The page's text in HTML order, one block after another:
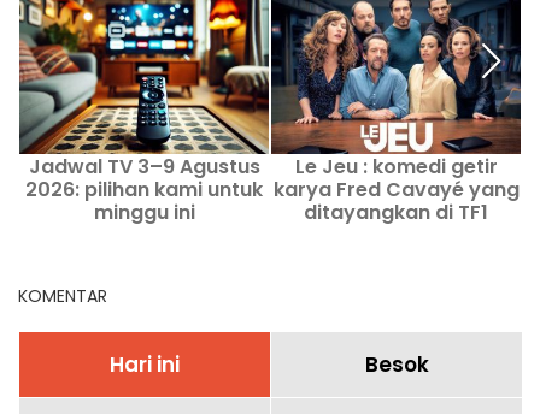
Jadwal TV 3–9 Agustus
2026: pilihan kami untuk
minggu ini
Le Jeu : komedi getir
karya Fred Cavayé yang
ditayangkan di TF1
KOMENTAR
Hari ini Besok